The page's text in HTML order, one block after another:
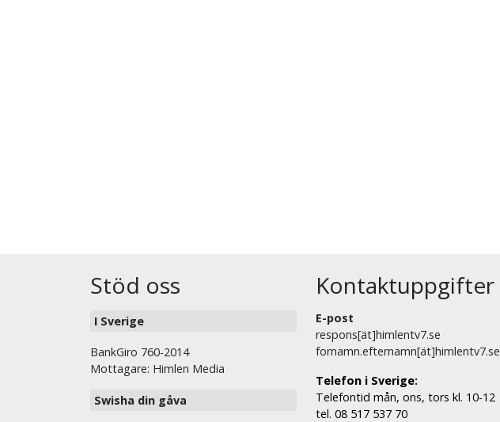
Stöd oss
I Sverige
BankGiro 760-2014
Mottagare: Himlen Media
Swisha din gåva
Kontaktuppgifter
E-post
respons[ät]himlentv7.se
fornamn.efternamn[ät]himlentv7.se
Telefon i Sverige:
Telefontid mån, ons, tors kl. 10-12
tel. 08 517 537 70